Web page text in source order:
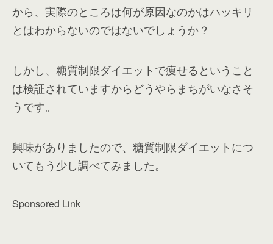
から、実際のところは何が原因なのかはハッキリ
とはわからないのではないでしょうか？
しかし、糖質制限ダイエットで痩せるということ
は検証されていますからどうやらまちがいなさそ
うです。
興味がありましたので、糖質制限ダイエットにつ
いてもう少し調べてみました。
Sponsored Link